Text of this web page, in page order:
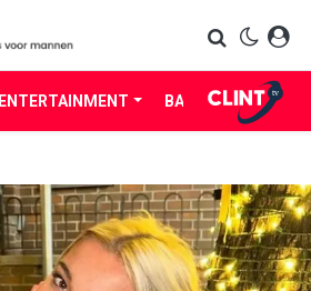
ENTERTAINMENT BABES LIFE